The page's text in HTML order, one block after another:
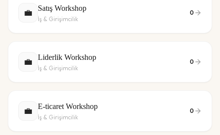
💼 Satış Workshop
İş & Girişimcilik
0
💼 Liderlik Workshop
İş & Girişimcilik
0
💼 E-ticaret Workshop
İş & Girişimcilik
0